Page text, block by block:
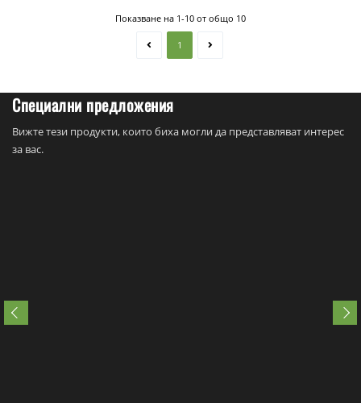
Показване на 1-10 от общо 10
1
Специални предложения
Вижте тези продукти, които биха могли да представляват интерес
за вас.